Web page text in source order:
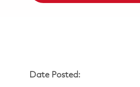
Date Posted: